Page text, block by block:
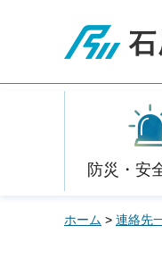
石川県
防災・安
ホーム > 連絡先